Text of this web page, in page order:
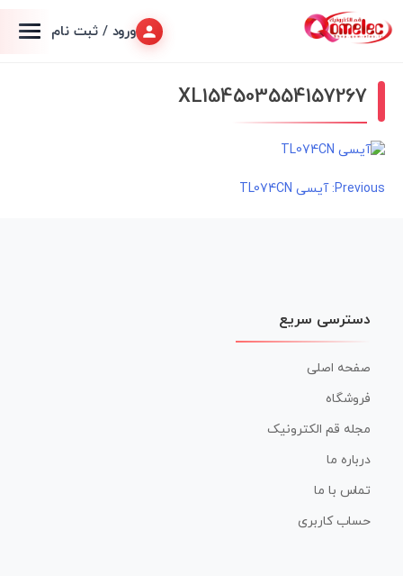
ورود / ثبت نام
XL154503554157267
راهبری
Previous: آیسی TL074CN
دسترسی سریع
صفحه اصلی
فروشگاه
مجله قم الکترونیک
درباره ما
تماس با ما
حساب کاربری